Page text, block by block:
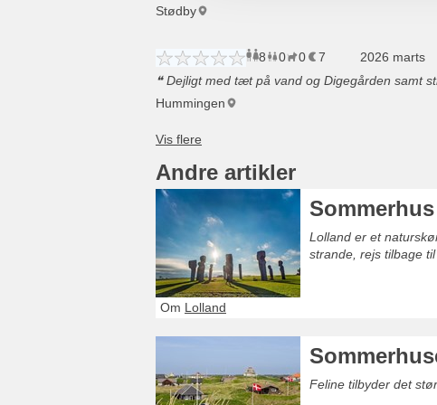
Stødby
8 voksne
0 børn
0 husdyr
7
2026 marts
Dejligt med tæt på vand og Digegården samt
Hummingen
Andre artikler
Lolland er et
strande, rejs tilbage
Om Lolland
Feline tilbyder det